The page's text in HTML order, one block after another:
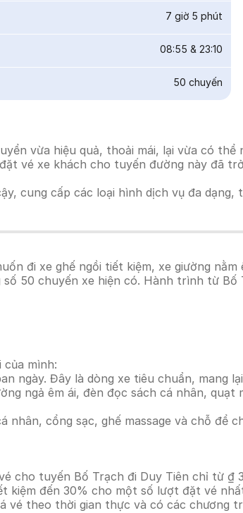
7 giờ 5 phút
08:55 & 23:10
50 chuyến
vừa hiệu quả, thoải mái, lại vừa có thể
vé xe khách cho tuyến đường này đã
cung cấp các loại hình dịch vụ đa dạng,
đi xe ghế ngồi tiết kiệm, xe giường nằm
50 chuyến xe hiện có. Hành trình từ Bố
mình:
ngày. Đây là dòng xe tiêu chuẩn, mang
ngả êm ái, đèn đọc sách cá nhân, quạt
nhân, cổng sạc, ghế massage và chỗ để
cho tuyến Bố Trạch đi Duy Tiên chỉ từ ₫
kiệm đến 30% cho một số lượt đặt vé
theo thời gian thực và có các chương